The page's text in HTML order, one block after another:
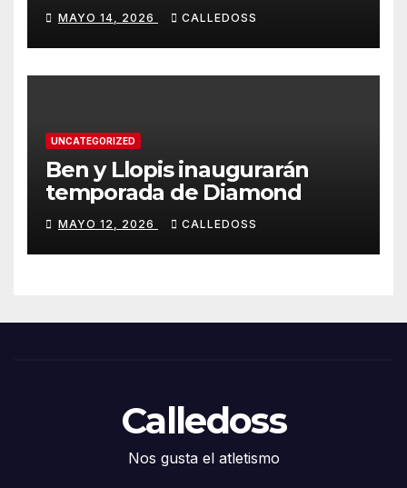
MAYO 14, 2026 CALLEDOSS
UNCATEGORIZED
Ben y Llopis inaugurarán
temporada de Diamond
MAYO 12, 2026 CALLEDOSS
Calledoss
Nos gusta el atletismo